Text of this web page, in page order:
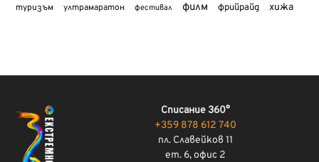
туризъм ултрамаратон фестивал филм фрийрайд хижа
Списание 360°
+359 878 612 740
пл. Славейков 11
ет. 6, офис 2